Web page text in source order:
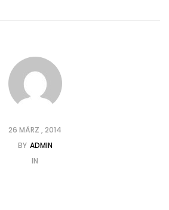
26 MÄRZ , 2014
BY ADMIN
IN